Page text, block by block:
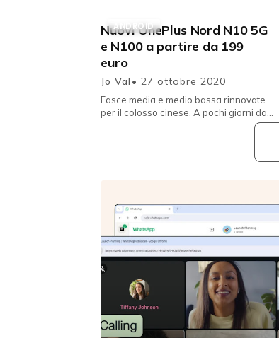
ANDROID
Nuovi OnePlus Nord N10 5G
e N100 a partire da 199
euro
Jo Val• 27 ottobre 2020
Fasce media e medio bassa rinnovate
per il colosso cinese. A pochi giorni dal
lancio del nuovo quasi top di gamma